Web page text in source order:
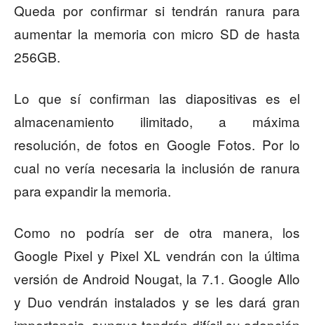
Queda por confirmar si tendrán ranura para
aumentar la memoria con micro SD de hasta
256GB.
Lo que sí confirman las diapositivas es el
almacenamiento ilimitado, a máxima
resolución, de fotos en Google Fotos. Por lo
cual no vería necesaria la inclusión de ranura
para expandir la memoria.
Como no podría ser de otra manera, los
Google Pixel y Pixel XL vendrán con la última
versión de Android Nougat, la 7.1. Google Allo
y Duo vendrán instalados y se les dará gran